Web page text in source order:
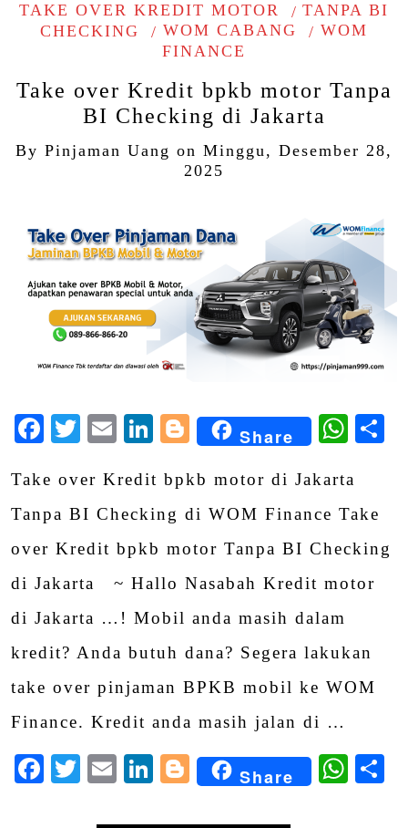
TAKE OVER KREDIT MOTOR
TANPA BI
CHECKING
WOM CABANG
WOM
FINANCE
Take over Kredit bpkb motor Tanpa
BI Checking di Jakarta
By Pinjaman Uang on Minggu, Desember 28,
2025
Facebook
Twitter
EmailLinkedIn
Blogger
Share
Take over Kredit bpkb motor di Jakarta
Tanpa BI Checking di WOM Finance Take
over Kredit bpkb motor Tanpa BI Checking
di Jakarta ~ Hallo Nasabah Kredit motor
di Jakarta …! Mobil anda masih dalam
kredit? Anda butuh dana? Segera lakukan
take over pinjaman BPKB mobil ke WOM
Finance. Kredit anda masih jalan di …
Facebook
Twitter
EmailLinkedIn
Blogger
Share